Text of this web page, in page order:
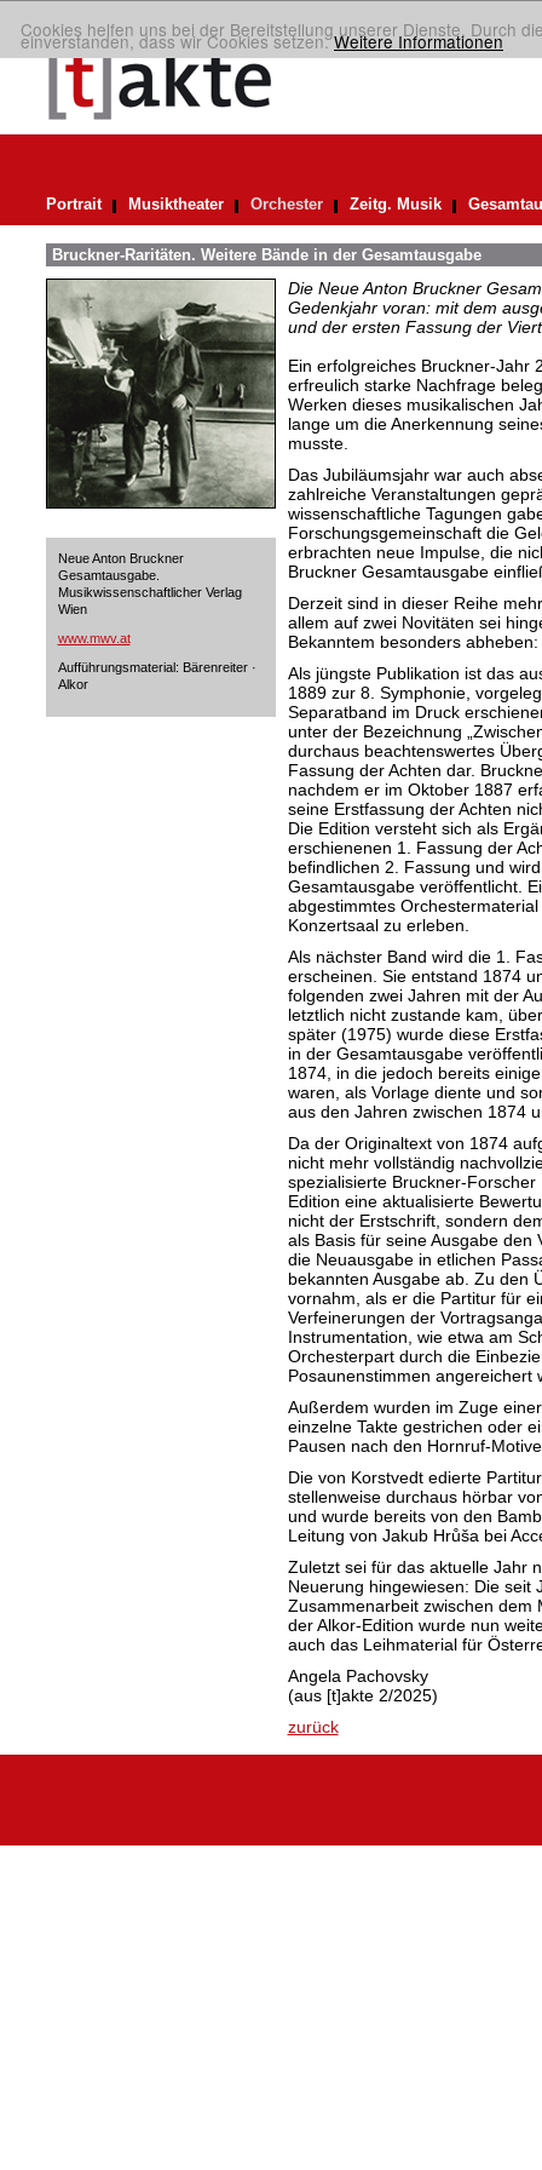
Cookies helfen uns bei der Bereitstellung unserer Dienste. Durch
einverstanden, dass wir Cookies setzen.Weitere Informationen
Portrait Musiktheater Orchester Zeitg. Musik
Bruckner-Raritäten. Weitere Bände in der Gesamtausgabe
Neue Anton Bruckner
Gesamtausgabe.
Musikwissenschaftlicher Verlag
Wien
www.mwv.at
Aufführungsmaterial: Bärenreiter ·
Alkor
Die Neue Anton Bruckner
Gedenkjahr voran: mit dem
und der ersten Fassung der
Ein erfolgreiches Bruckner-Jahr
erfreulich starke Nachfrage
Werken dieses musikalischen
lange um die Anerkennung
musste.
Das Jubiläumsjahr war auch
zahlreiche Veranstaltungen
wissenschaftliche Tagungen
Forschungsgemeinschaft die
erbrachten neue Impulse, die
Bruckner Gesamtausgabe
Derzeit sind in dieser Reihe
allem auf zwei Novitäten sei
Bekanntem besonders abheben:
Als jüngste Publikation ist das
1889 zur 8. Symphonie,
Separatband im Druck
unter der Bezeichnung
durchaus beachtenswertes
Fassung der Achten dar.
nachdem er im Oktober 1887
seine Erstfassung der Achten
Die Edition versteht sich als
erschienenen 1. Fassung der
befindlichen 2. Fassung und
Gesamtausgabe veröffentlicht.
abgestimmtes
Konzertsaal zu erleben.
Als nächster Band wird die 1.
erscheinen. Sie entstand 1874
folgenden zwei Jahren mit der
letztlich nicht zustande kam,
später (1975) wurde diese
in der Gesamtausgabe
1874, in die jedoch bereits
waren, als Vorlage diente und
aus den Jahren zwischen 1874
Da der Originaltext von 1874
nicht mehr vollständig
spezialisierte Bruckner-
Edition eine aktualisierte
nicht der Erstschrift, sondern
als Basis für seine Ausgabe den
die Neuausgabe in etlichen
bekannten Ausgabe ab. Zu den
vornahm, als er die Partitur für
Verfeinerungen der
Instrumentation, wie etwa am
Orchesterpart durch die
Posaunenstimmen angereichert
Außerdem wurden im Zuge
einzelne Takte gestrichen oder
Pausen nach den Hornruf-
Die von Korstvedt edierte
stellenweise durchaus hörbar
und wurde bereits von den
Leitung von Jakub Hrůša bei
Zuletzt sei für das aktuelle Jahr
Neuerung hingewiesen: Die seit
Zusammenarbeit zwischen dem
der Alkor-Edition wurde nun
auch das Leihmaterial für
Angela Pachovsky
(aus [t]akte 2/2025)
zurück